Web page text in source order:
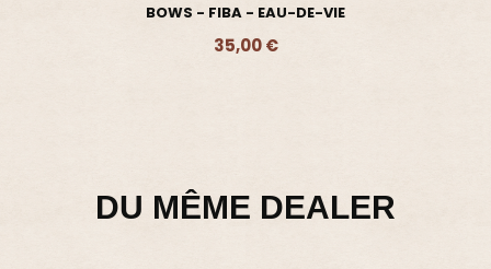
BOWS - FIBA - EAU-DE-VIE
35,00 €
Ajouter - 35,00 €
DU MÊME DEALER